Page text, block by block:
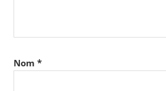
Nom *